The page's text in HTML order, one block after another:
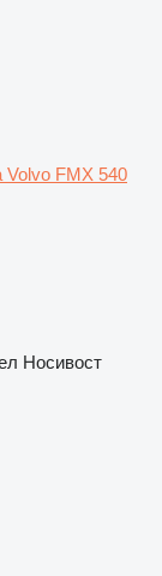
FMX 540
Носивост